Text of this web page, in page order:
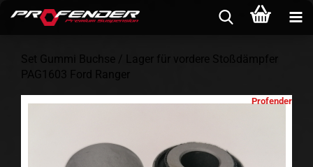
Set Gummi Buchse / Lager für vordere Stoßdämpfer
PAG1603 Ford Ranger
Profender